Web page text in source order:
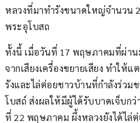
หลวงที่มาทำรังขนาดใหญ่จำนวน
พระอุโบสถ
ทั้งนี้ เมื่อวันที่ 17 พฤษภาคมที่ผ่าน
จากเสียงเครื่องขยายเสียง ทำให้
รังและไล่ต่อยชาวบ้านที่กำลังร่วม
โบสถ์ ส่งผลให้มีผู้ได้รับบาดเจ็บกว่
ที่ 22 พฤษภาคม ผึ้งหลวงยังได้ไล่